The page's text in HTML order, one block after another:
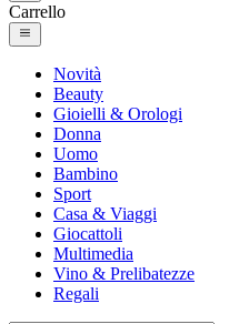
Carrello
Novità
Beauty
Gioielli & Orologi
Donna
Uomo
Bambino
Sport
Casa & Viaggi
Giocattoli
Multimedia
Vino & Prelibatezze
Regali